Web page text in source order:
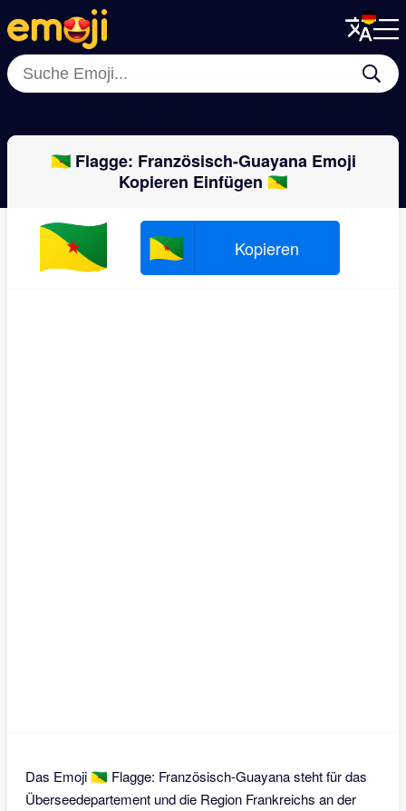
Menu
Close
Menu
Close
🇬🇫 Flagge: Französisch-Guayana Emoji
Kopieren Einfügen 🇬🇫
🇬🇫 🇬🇫 Kopieren
Das Emoji 🇬🇫 Flagge: Französisch-Guayana steht für das
Überseedepartement und die Region Frankreichs an der